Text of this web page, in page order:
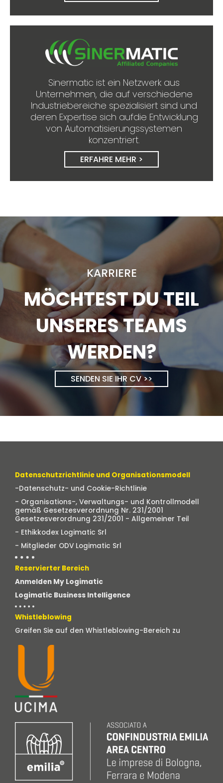
Sinermatic ist ein Netzwerk aus
Unternehmen, die auf verschiedene
Industriebereiche spezialisiert sind und
deren Expertise sich aufdie Entwicklung
von Automatisierungssystemen
konzentriert.
ERFAHRE MEHR >
KARRIERE
MÖCHTEST DU TEIL
UNSERES TEAMS
WERDEN?
SENDEN SIE IHR CV >>
Datenschutzrichtlinie und Organisationsmodell
-Datenschutz- und Cookie-Richtlinie
- Organisations-, Verwaltungs- und Kontrollmodell
gemäß Gesetzesverordnung Nr. 231/2001
Gesetzesverordnung 231/2001 - Allgemeiner Teil
- Ethikkodex Logimatic Srl
- Mitglieder ODV Logimatic Srl
Reservierter Bereich
Anmelden My Logimatic
Logimatic Business Intelligence
Whistleblowing
Greifen Sie auf den Whistleblowing-Bereich zu